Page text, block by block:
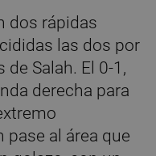
dos rápidas
las dos por
de Salah. El 0-1,
derecha para
pase al área que